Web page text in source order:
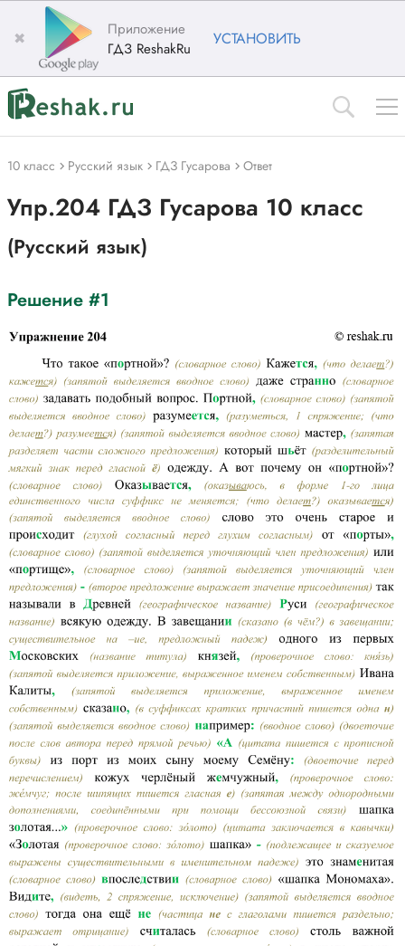
✖
Приложение
ГДЗ ReshakRu
УСТАНОВИТЬ
10 класс Русский язык ГДЗ Гусарова Ответ
Упр.204 ГДЗ Гусарова 10 класс
(Русский язык)
Решение #1